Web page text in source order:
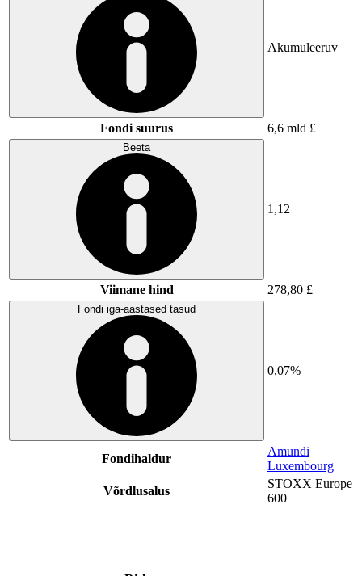
Akumuleeruv
Fondi suurus 6,6 mld £
Beeta
1,12
Viimane hind 278,80 £
Fondi iga-aastased tasud
0,07%
Fondihaldur
Amundi
Luxembourg
Võrdlusalus
STOXX Europe
600